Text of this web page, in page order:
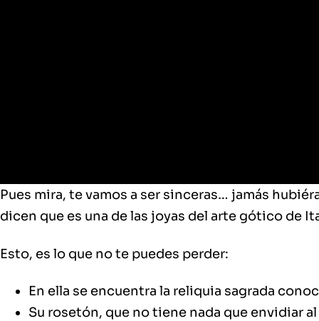
Pues mira, te vamos a ser sinceras… jamás
dicen que es una de las joyas del arte gótico de
Esto, es lo que no te puedes perder:
En ella se encuentra la reliquia sagrada
Su rosetón, que no tiene nada que envidiar